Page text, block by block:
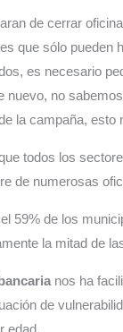
de cerrar
que sólo
es necesario
no
la campaña, esto
todos los
de numerosas
59% de los
la mitad de
nos ha
de